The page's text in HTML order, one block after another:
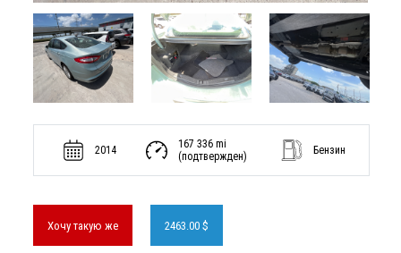
2014
167 336 mi
(подтвержден)
Бензин
Хочу такую же 2463.00 $